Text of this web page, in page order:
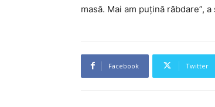
masă. Mai am puţină răbdare”,
Facebook Twitter